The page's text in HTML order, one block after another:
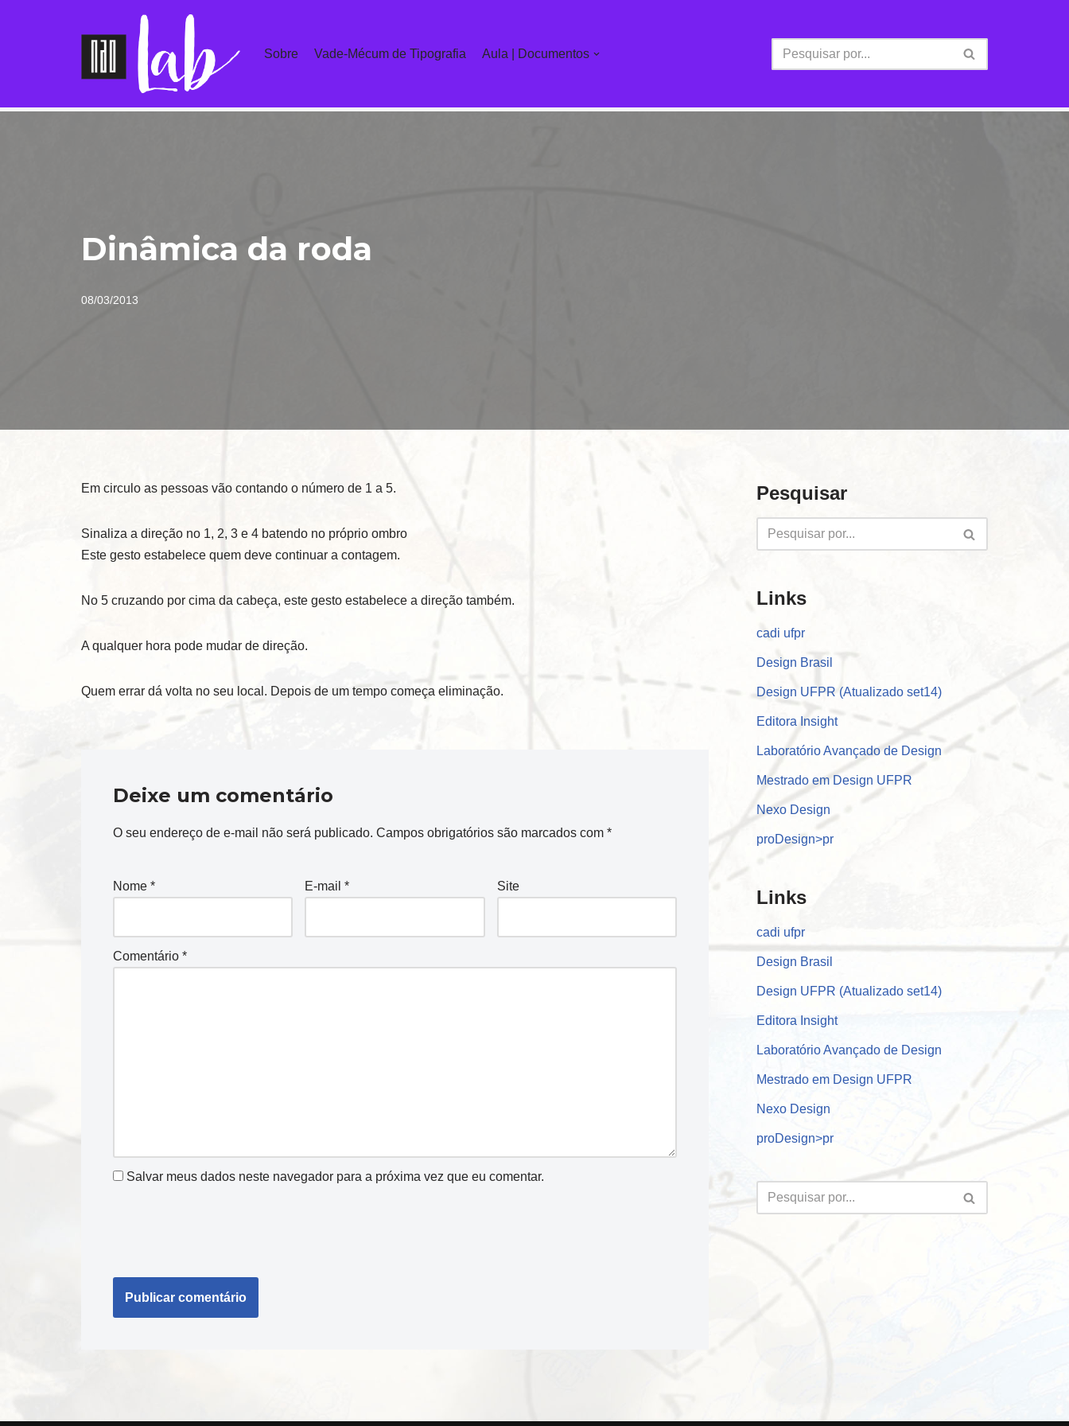
conteúdo
Sobre Vade-Mécum de Tipografia Aula | Documentos
Dinâmica da roda
08/03/2013
Em circulo as pessoas vão contando o número de 1 a 5.
Sinaliza a direção no 1, 2, 3 e 4 batendo no próprio ombro
Este gesto estabelece quem deve continuar a contagem.
No 5 cruzando por cima da cabeça, este gesto estabelece a direção também.
A qualquer hora pode mudar de direção.
Quem errar dá volta no seu local. Depois de um tempo começa eliminação.
Deixe um comentário
O seu endereço de e-mail não será publicado. Campos obrigatórios são marcados com *
Nome * E-mail* Site
Comentário *
Salvar meus dados neste navegador para a próxima vez que eu comentar.
Pesquisar
Links
cadi ufpr
Design Brasil
Design UFPR (Atualizado set14)
Editora Insight
Laboratório Avançado de Design
Mestrado em Design UFPR
Nexo Design
proDesign>pr
Links
cadi ufpr
Design Brasil
Design UFPR (Atualizado set14)
Editora Insight
Laboratório Avançado de Design
Mestrado em Design UFPR
Nexo Design
proDesign>pr